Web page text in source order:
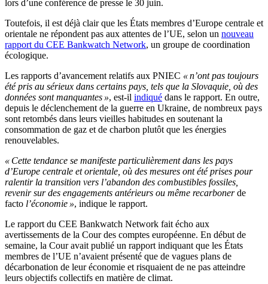
lors d’une conférence de presse le 30 juin.
Toutefois, il est déjà clair que les États membres d’Europe centrale et
orientale ne répondent pas aux attentes de l’UE, selon un nouveau
rapport du CEE Bankwatch Network, un groupe de coordination
écologique.
Les rapports d’avancement relatifs aux PNIEC « n’ont pas toujours
été pris au sérieux dans certains pays, tels que la Slovaquie, où des
données sont manquantes », est-il indiqué dans le rapport. En outre,
depuis le déclenchement de la guerre en Ukraine, de nombreux pays
sont retombés dans leurs vieilles habitudes en soutenant la
consommation de gaz et de charbon plutôt que les énergies
renouvelables.
« Cette tendance se manifeste particulièrement dans les pays
d’Europe centrale et orientale, où des mesures ont été prises pour
ralentir la transition vers l’abandon des combustibles fossiles,
revenir sur des engagements antérieurs ou même recarbonerde
facto l’économie », indique le rapport.
Le rapport du CEE Bankwatch Network fait écho aux
avertissements de la Cour des comptes européenne. En début de
semaine, la Cour avait publié un rapport indiquant que les États
membres de l’UE n’avaient présenté que de vagues plans de
décarbonation de leur économie et risquaient de ne pas atteindre
leurs objectifs collectifs en matière de climat.